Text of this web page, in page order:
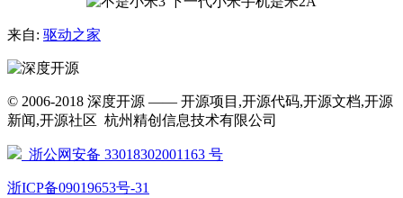
来自: 驱动之家
© 2006-2018 深度开源 —— 开源项目,开源代码,开源文档,开源
新闻,开源社区 杭州精创信息技术有限公司
浙公网安备 33018302001163 号
浙ICP备09019653号-31